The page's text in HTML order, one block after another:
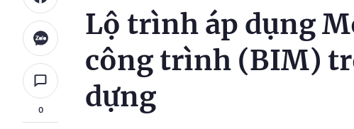
0
Lộ trình áp dụng
công trình (BIM)
dựng